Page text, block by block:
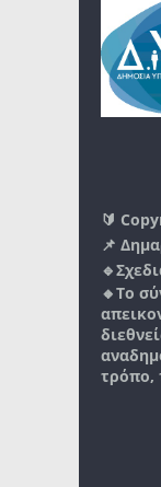
🔰
📌
🔸Το
τρόπο,